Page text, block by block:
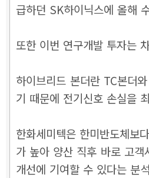
급하던 SK하이닉스에 올해
또한 이번 연구개발 투자는
하이브리드 본더란 TC본더
기 때문에 전기신호 손실을
한화세미텍은 한미반도체
가 높아 양산 직후 바로 고
개선에 기여할 수 있다는 분